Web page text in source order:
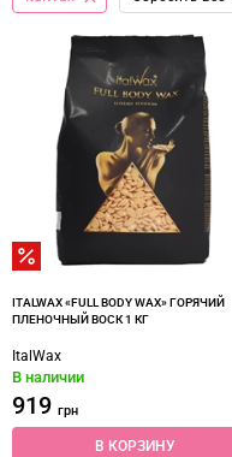
ITALWAX «‎FULL BODY WAX» ГОРЯЧИЙ
ПЛЕНОЧНЫЙ ВОСК 1 КГ
ItalWax
В наличии
919 грн
В КОРЗИНУ